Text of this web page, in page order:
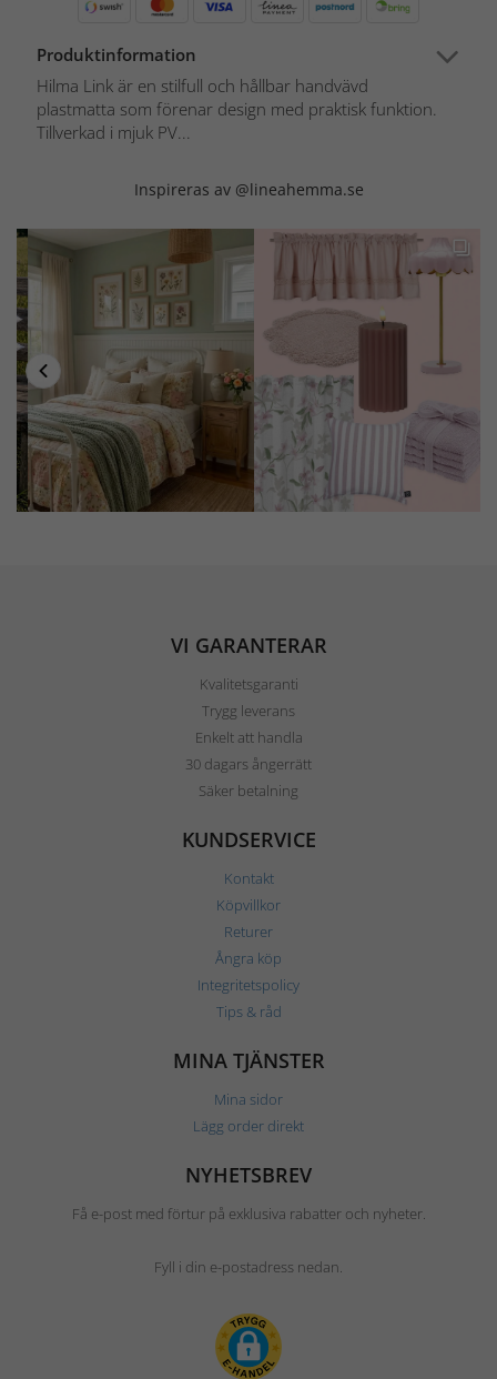
Produktinformation
Hilma Link är en stilfull och hållbar handvävd
plastmatta som förenar design med praktisk funktion.
Tillverkad i mjuk PV...
Inspireras av @lineahemma.se
VI GARANTERAR
Kvalitetsgaranti
Trygg leverans
Enkelt att handla
30 dagars ångerrätt
Säker betalning
KUNDSERVICE
Kontakt
Köpvillkor
Returer
Ångra köp
Integritetspolicy
Tips & råd
MINA TJÄNSTER
Mina sidor
Lägg order direkt
NYHETSBREV
Få e-post med förtur på exklusiva rabatter och nyheter.
Fyll i din e-postadress nedan.